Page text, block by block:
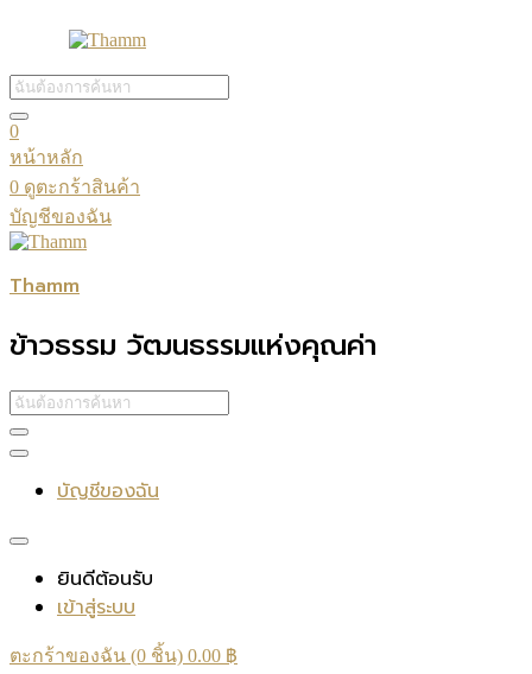
0
หน้าหลัก
0 ดูตะกร้าสินค้า
บัญชีของฉัน
Thamm
ข้าวธรรม วัฒนธรรมแห่งคุณค่า
บัญชีของฉัน
ยินดีต้อนรับ
เข้าสู่ระบบ
ตะกร้าของฉัน (0 ชิ้น) 0.00 ฿